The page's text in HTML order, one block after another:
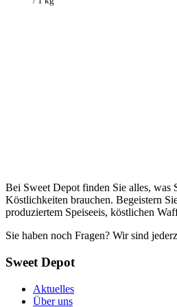
Bei Sweet Depot finden Sie alles, was
Köstlichkeiten brauchen. Begeistern
produziertem Speiseeis, köstlichen
Sie haben noch Fragen? Wir sind
Sweet Depot
Aktuelles
Über uns